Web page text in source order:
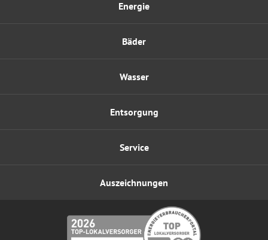
Energie
Wasser
Bäder
Entsorgung
Service
Auszeichnungen